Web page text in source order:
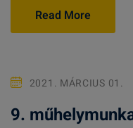
Read More
2021. MÁRCIUS 01.
9.